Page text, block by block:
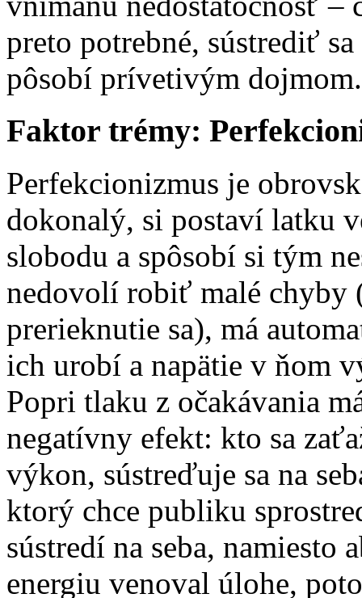
preto potrebné, sústrediť
pôsobí prívetivým dojmom.
Faktor trémy:
Perfekcionizmus je
dokonalý, si postaví latku
slobodu a spôsobí si tým
nedovolí robiť malé chyby
prerieknutie sa), má
ich urobí a napätie v ňom
Popri tlaku z očakávania
negatívny efekt: kto sa
výkon, sústreďuje sa na
ktorý chce publiku
sústredí na seba, namiesto
energiu venoval úlohe,